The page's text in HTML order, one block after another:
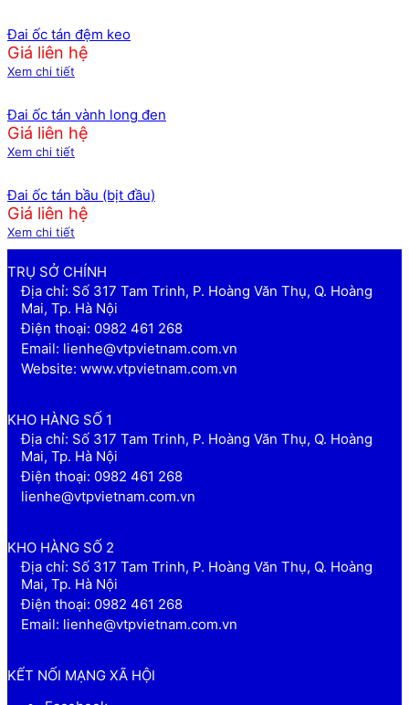
Đai ốc tán đệm keo
Giá liên hệ
Xem chi tiết
Đai ốc tán vành long đen
Giá liên hệ
Xem chi tiết
Đai ốc tán bầu (bịt đầu)
Giá liên hệ
Xem chi tiết
TRỤ SỞ CHÍNH
Địa chỉ: Số 317 Tam Trinh, P. Hoàng Văn Thụ, Q. Hoàng
Mai, Tp. Hà Nội
Điện thoại: 0982 461 268
Email: lienhe@vtpvietnam.com.vn
Website: www.vtpvietnam.com.vn
KHO HÀNG SỐ 1
Địa chỉ: Số 317 Tam Trinh, P. Hoàng Văn Thụ, Q. Hoàng
Mai, Tp. Hà Nội
Điện thoại: 0982 461 268
lienhe@vtpvietnam.com.vn
KHO HÀNG SỐ 2
Địa chỉ: Số 317 Tam Trinh, P. Hoàng Văn Thụ, Q. Hoàng
Mai, Tp. Hà Nội
Điện thoại: 0982 461 268
Email: lienhe@vtpvietnam.com.vn
KẾT NỐI MẠNG XÃ HỘI